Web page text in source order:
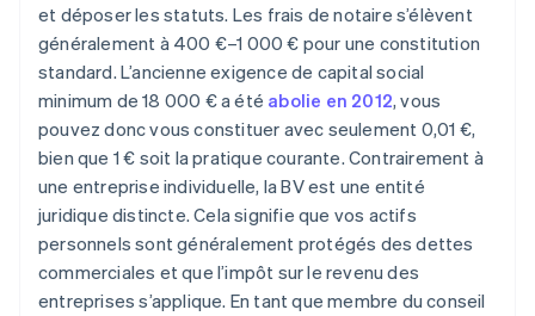
et déposer les statuts. Les frais de notaire s’élèvent
généralement à 400 €–1 000 € pour une constitution
standard. L’ancienne exigence de capital social
minimum de 18 000 € a été abolie en 2012, vous
pouvez donc vous constituer avec seulement 0,01 €,
bien que 1 € soit la pratique courante. Contrairement à
une entreprise individuelle, la BV est une entité
juridique distincte. Cela signifie que vos actifs
personnels sont généralement protégés des dettes
commerciales et que l’impôt sur le revenu des
entreprises s’applique. En tant que membre du conseil